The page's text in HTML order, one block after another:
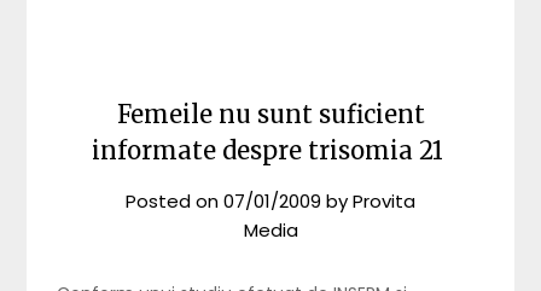
Femeile nu sunt suficient
informate despre trisomia 21
Posted on07/01/2009 byProvita
Media